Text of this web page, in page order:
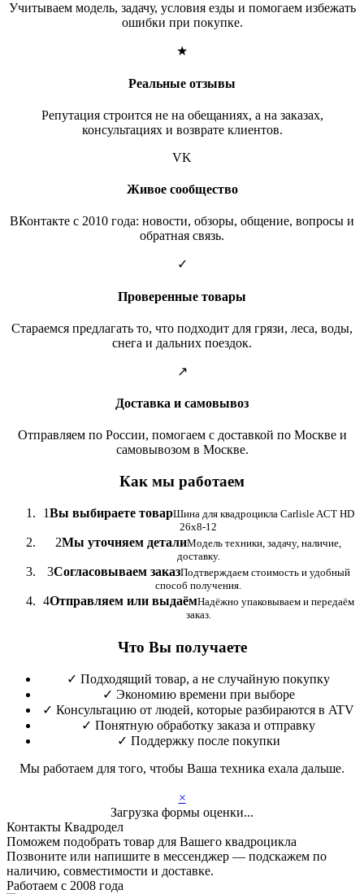
Учитываем модель, задачу, условия езды и помогаем избежать
ошибки при покупке.
★
Реальные отзывы
Репутация строится не на обещаниях, а на заказах,
консультациях и возврате клиентов.
VK
Живое сообщество
ВКонтакте с 2010 года: новости, обзоры, общение, вопросы и
обратная связь.
✓
Проверенные товары
Стараемся предлагать то, что подходит для грязи, леса, воды,
снега и дальних поездок.
↗
Доставка и самовывоз
Отправляем по России, помогаем с доставкой по Москве и
самовывозом в Москве.
Как мы работаем
1Вы выбираете товарШина для квадроцикла Carlisle ACT HD
26x8-12
2Мы уточняем деталиМодель техники, задачу, наличие,
доставку.
3Согласовываем заказПодтверждаем стоимость и удобный
способ получения.
4Отправляем или выдаёмНадёжно упаковываем и передаём
заказ.
Что Вы получаете
✓ Подходящий товар, а не случайную покупку
✓ Экономию времени при выборе
✓ Консультацию от людей, которые разбираются в ATV
✓ Понятную обработку заказа и отправку
✓ Поддержку после покупки
Мы работаем для того, чтобы Ваша техника ехала дальше.
×
Загрузка формы оценки...
Контакты Квадродел
Поможем подобрать товар для Вашего квадроцикла
Позвоните или напишите в мессенджер — подскажем по
наличию, совместимости и доставке.
Работаем с 2008 года